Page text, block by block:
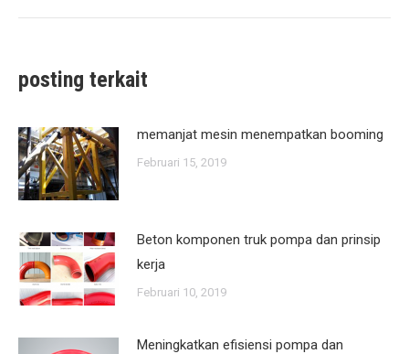
posting terkait
memanjat mesin menempatkan booming
Februari 15, 2019
Beton komponen truk pompa dan prinsip
kerja
Februari 10, 2019
Meningkatkan efisiensi pompa dan